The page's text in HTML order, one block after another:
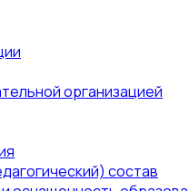
организацией
состав